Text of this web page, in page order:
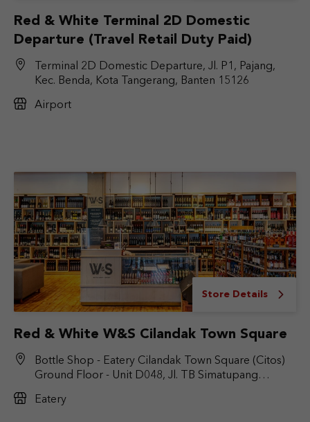
Red & White Terminal 2D Domestic
Departure (Travel Retail Duty Paid)
Terminal 2D Domestic Departure, Jl. P1, Pajang,
Kec. Benda, Kota Tangerang, Banten 15126
Airport
Store Details
Red & White W&S Cilandak Town Square
Bottle Shop - Eatery Cilandak Town Square (Citos)
Ground Floor - Unit D048, Jl. TB Simatupang
Jakarta Selatan, DKI Jakarta 12430
Eatery